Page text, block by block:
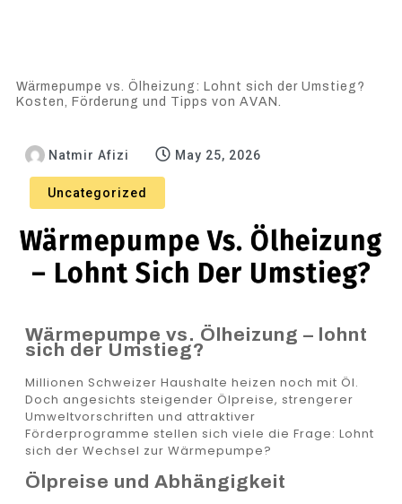
Wärmepumpe vs. Ölheizung: Lohnt sich der Umstieg?
Kosten, Förderung und Tipps von AVAN.
Natmir Afizi May 25, 2026
Uncategorized
Wärmepumpe Vs. Ölheizung
– Lohnt Sich Der Umstieg?
Wärmepumpe vs. Ölheizung – lohnt
sich der Umstieg?
Millionen Schweizer Haushalte heizen noch mit Öl.
Doch angesichts steigender Ölpreise, strengerer
Umweltvorschriften und attraktiver
Förderprogramme stellen sich viele die Frage: Lohnt
sich der Wechsel zur Wärmepumpe?
Ölpreise und Abhängigkeit